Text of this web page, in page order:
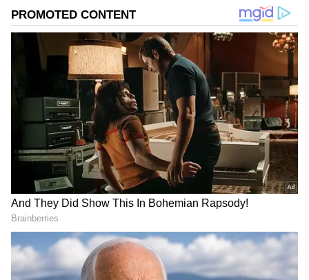
DOWNLOAD APP
ಕರ್ನಾಟಕ, ಭಾರತ (India News ) ಮತ್ತು ಜಗತ್ತಿನ
ಕ್ಷಣಕ್ಷಣದ ಕನ್ನಡ ಸುದ್ದಿ ( Kannada News)